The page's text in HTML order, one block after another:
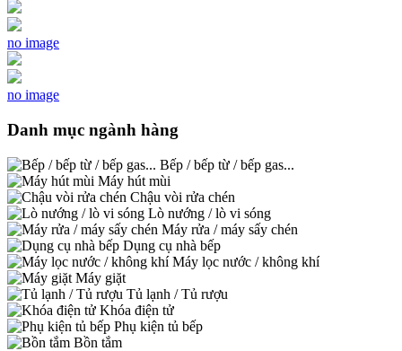
no image
no image
Danh mục ngành hàng
Bếp / bếp từ / bếp gas...
Máy hút mùi
Chậu vòi rửa chén
Lò nướng / lò vi sóng
Máy rửa / máy sấy chén
Dụng cụ nhà bếp
Máy lọc nước / không khí
Máy giặt
Tủ lạnh / Tủ rượu
Khóa điện tử
Phụ kiện tủ bếp
Bồn tắm